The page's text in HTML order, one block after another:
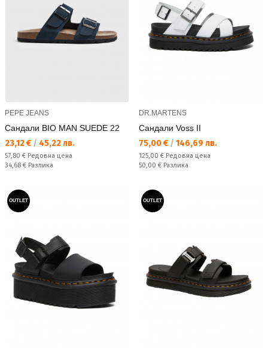
PEPE JEANS
Сандали BIO MAN SUEDE 22
Текуща цена:
23,12 € / 45,22 лв.
Редовна цена:
57,80 € Редовна цена
Спестявате:
34,68 € Разлика
DR.MARTENS
Сандали Voss II
Текуща цена:
75,00 € / 146,69 лв.
Редовна цена:
125,00 € Редовна цена
Спестявате:
50,00 € Разлика
OUTLET OUTLET